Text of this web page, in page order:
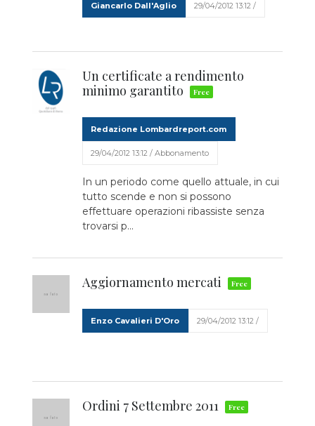
Giancarlo Dall'Aglio 29/04/2012 13:12 /
Un certificate a rendimento
minimo garantito
Redazione Lombardreport.com
29/04/2012 13:12 / Abbonamento
In un periodo come quello attuale, in cui
tutto scende e non si possono
effettuare operazioni ribassiste senza
trovarsi p...
Aggiornamento mercati
Enzo Cavalieri D'Oro 29/04/2012 13:12 /
Ordini 7 Settembre 2011